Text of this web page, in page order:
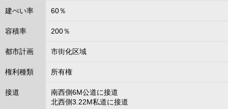
建ぺい率 60％
容積率 200％
都市計画 市街化区域
権利種類 所有権
接道
南西側6M公道に接道
北西側3.22M私道に接道